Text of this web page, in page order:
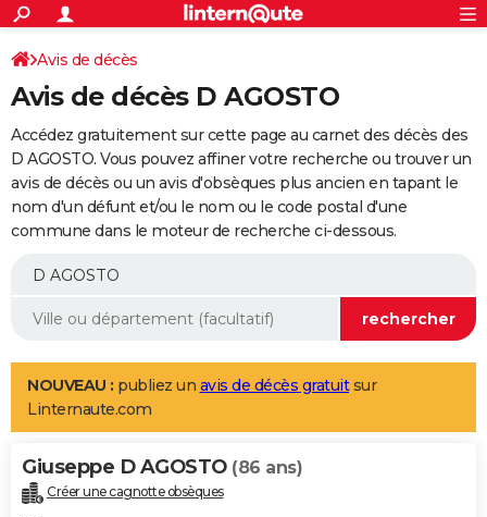
ACTUALITÉS
Politique
Société
Faits Divers
Education
Monde
Villes
+
SPORT
Coupe du monde 2026
Football
Tennis
Cyclisme
Rugby
Forum
Programme TV
TNT
Streaming
Cinéma
Sorties cinéma
Musique
+
FINANCE
Retraite
Epargne
Immobilier
Risques naturels par ville
Banque
Assurance
AUTO
Essais
Réserver un essai
Citadines
Berlines
SUV
Forum auto
+
Mobiles
Meilleur smartphone
Internet
Ordinateurs
Jeux vidéo
Guide high-tech
Aménagement intérieur
LIFESTYLE
Art de vivre
Bien-être
Loisirs
Mode
Modes de vie
Alimentation
Guide de la santé
Maladies
Médicaments
Sommeil
VOYAGE
Destinations
City break
Voyage nature
Voyage de noces
Forum
Climat
+
Avis de décès
Avis de décès D AGOSTO
Accédez gratuitement sur cette page au carnet des décès des
D AGOSTO. Vous pouvez affiner votre recherche ou trouver un
avis de décès ou un avis d'obsèques plus ancien en tapant le
nom d'un défunt et/ou le nom ou le code postal d'une
commune dans le moteur de recherche ci-dessous.
NOUVEAU : publiez un avis de décès gratuitsur
Linternaute.com
Giuseppe D AGOSTO (86 ans)
Créer une cagnotte obsèques